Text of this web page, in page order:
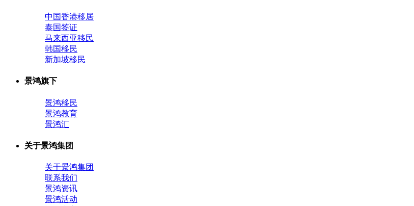
中国香港移居
泰国签证
马来西亚移民
韩国移民
新加坡移民
景鸿旗下
景鸿移民
景鸿教育
景鸿汇
关于景鸿集团
关于景鸿集团
联系我们
景鸿资讯
景鸿活动